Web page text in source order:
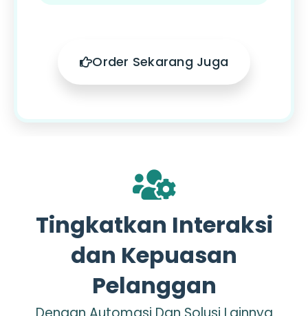
Order Sekarang Juga
Tingkatkan Interaksi
dan Kepuasan
Pelanggan